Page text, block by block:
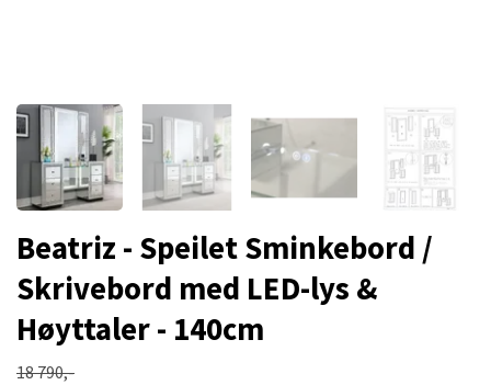
Beatriz - Speilet Sminkebord /
Skrivebord med LED-lys &
Høyttaler - 140cm
18 790,-